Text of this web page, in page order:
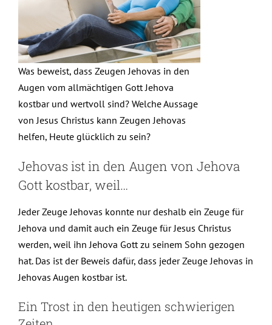
Was beweist, dass Zeugen Jehovas in den
Augen vom allmächtigen Gott Jehova
kostbar und wertvoll sind? Welche Aussage
von Jesus Christus kann Zeugen Jehovas
helfen, Heute glücklich zu sein?
Jehovas ist in den Augen von Jehova
Gott kostbar, weil…
Jeder Zeuge Jehovas konnte nur deshalb ein Zeuge für
Jehova und damit auch ein Zeuge für Jesus Christus
werden, weil ihn Jehova Gott zu seinem Sohn gezogen
hat. Das ist der Beweis dafür, dass jeder Zeuge Jehovas in
Jehovas Augen kostbar ist.
Ein Trost in den heutigen schwierigen